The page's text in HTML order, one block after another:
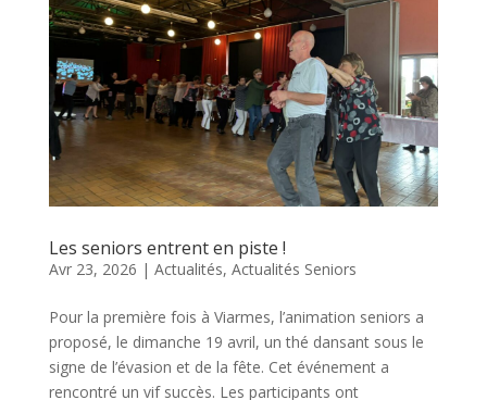
Les seniors entrent en piste !
Avr 23, 2026 | Actualités, Actualités Seniors
Pour la première fois à Viarmes, l’animation seniors a
proposé, le dimanche 19 avril, un thé dansant sous le
signe de l’évasion et de la fête. Cet événement a
rencontré un vif succès. Les participants ont